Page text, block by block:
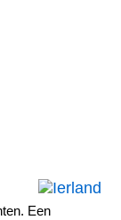
Een